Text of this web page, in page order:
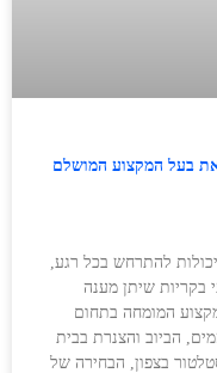
את בעל המקצוע המושלם
להתרחש בכל רגע,
בקריות שיתן מענה
מקצוע המומחה בתחום
הביוב והצנרת בבית
בצפון, הבחירה של